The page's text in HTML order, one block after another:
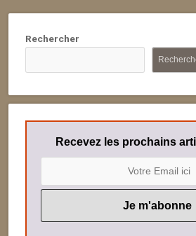
Rechercher
Recevez les prochains